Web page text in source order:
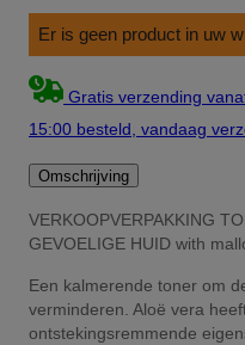
Er is geen product in uw
Gratis verzending
15:00 besteld, vandaag
Omschrijving
VERKOOPVERPAKKING
GEVOELIGE HUID with
Een kalmerende toner om
verminderen. Aloë vera
ontstekingsremmende